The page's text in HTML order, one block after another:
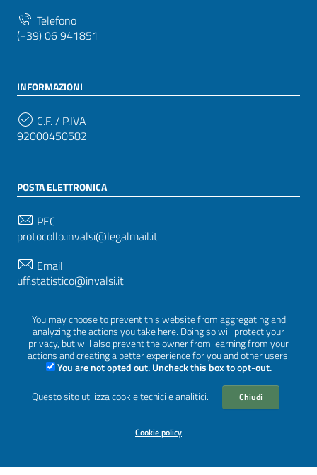
You may choose to prevent this website from aggregating and
analyzing the actions you take here. Doing so will protect your
privacy, but will also prevent the owner from learning from your
actions and creating a better experience for you and other users.
You are not opted out. Uncheck this box to opt-out.
Questo sito utilizza cookie tecnici e analitici.
Chiudi
Cookie policy
Telefono
(+39) 06 941851
INFORMAZIONI
C.F. / P.IVA
92000450582
POSTA ELETTRONICA
PEC
protocollo.invalsi@legalmail.it
Email
uff.statistico@invalsi.it
restituzione.dati@invalsi.it
SEGUICI SU
Sezione Link Utili
| Basato sul Prototipo per siti PA di AgID